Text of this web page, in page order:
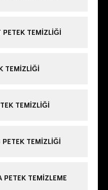
PETEK TEMIZLIĞI
TEMIZLIĞI
TEMIZLIĞI
PETEK TEMIZLIĞI
PETEK TEMIZLEME